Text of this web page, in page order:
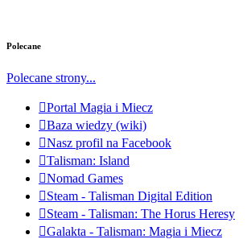
Polecane
Polecane strony...
Portal Magia i Miecz
Baza wiedzy (wiki)
Nasz profil na Facebook
Talisman: Island
Nomad Games
Steam - Talisman Digital Edition
Steam - Talisman: The Horus Heresy
Galakta - Talisman: Magia i Miecz